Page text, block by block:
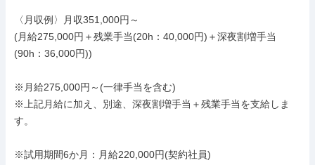
〈月収例〉月収351,000円～
(月給275,000円＋残業手当(20h：40,000円)＋深夜割増手当
(90h：36,000円))
※月給275,000円～(一律手当を含む)
※上記月給に加え、別途、深夜割増手当＋残業手当を支給しま
す。
※試用期間6か月：月給220,000円(契約社員)